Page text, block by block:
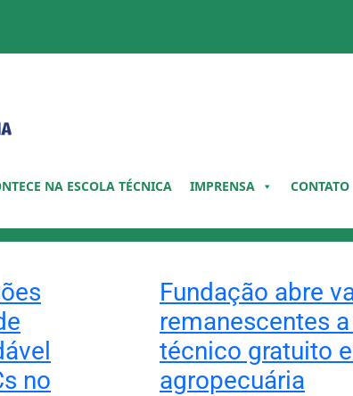
NA ESCOLA TÉCNICA IMPRENSA CONTATO
no
Fundação abre
remanescentes
técnico gratuito
agropecuária